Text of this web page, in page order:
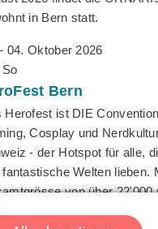
in Bern statt.
04. Oktober 2026
Bern
Herofest ist DIE
Cosplay und
- der Hotspot für alle,
fantastische Welten lieben.
von über 22'000